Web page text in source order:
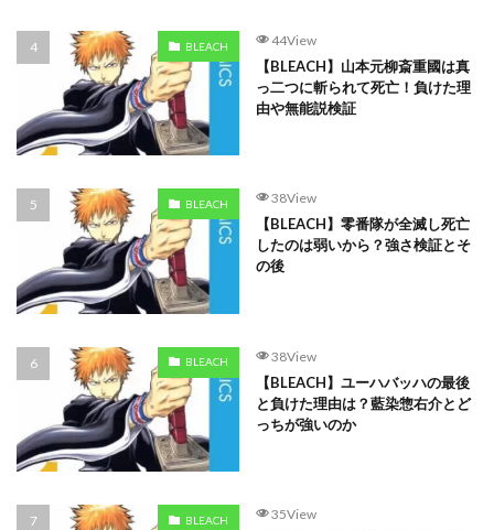
BLEACH 44View
【BLEACH】山本元柳斎重國は真
っ二つに斬られて死亡！負けた理
由や無能説検証
BLEACH 38View
【BLEACH】零番隊が全滅し死亡
したのは弱いから？強さ検証とそ
の後
BLEACH 38View
【BLEACH】ユーハバッハの最後
と負けた理由は？藍染惣右介とど
っちが強いのか
BLEACH 35View